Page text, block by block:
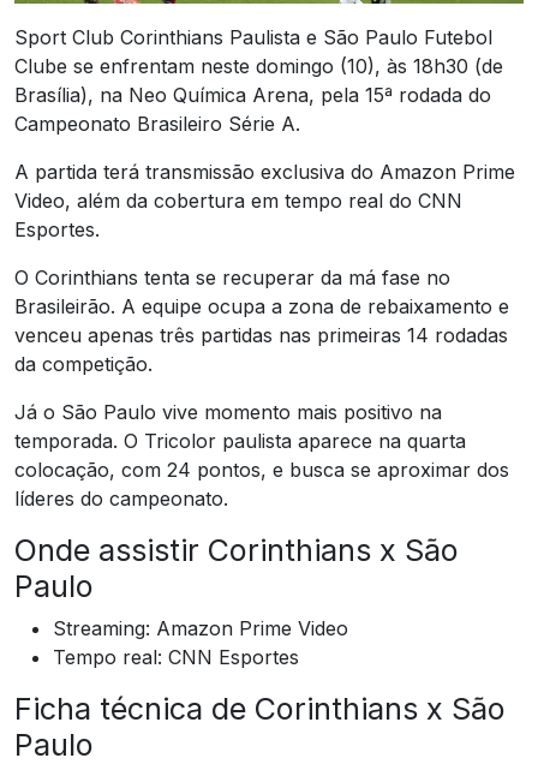
Sport Club Corinthians Paulista e São Paulo Futebol
Clube se enfrentam neste domingo (10), às 18h30 (de
Brasília), na Neo Química Arena, pela 15ª rodada do
Campeonato Brasileiro Série A.
A partida terá transmissão exclusiva do Amazon Prime
Video, além da cobertura em tempo real do CNN
Esportes.
O Corinthians tenta se recuperar da má fase no
Brasileirão. A equipe ocupa a zona de rebaixamento e
venceu apenas três partidas nas primeiras 14 rodadas
da competição.
Já o São Paulo vive momento mais positivo na
temporada. O Tricolor paulista aparece na quarta
colocação, com 24 pontos, e busca se aproximar dos
líderes do campeonato.
Onde assistir Corinthians x São
Paulo
Streaming: Amazon Prime Video
Tempo real: CNN Esportes
Ficha técnica de Corinthians x São
Paulo